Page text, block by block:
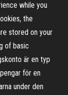
while you
the
stored on your
of basic
är en typ
för en
under den